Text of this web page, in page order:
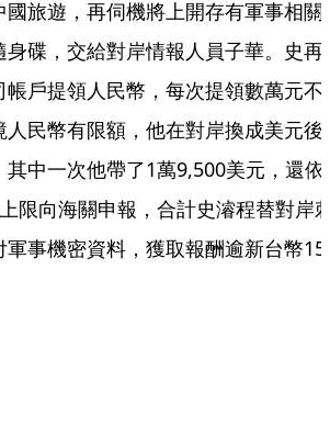
國旅遊，再伺機將上開存有軍事相關
身碟，交給對岸情報人員子華。史再
帳戶提領人民幣，每次提領數萬元不
人民幣有限額，他在對岸換成美元後
中一次他帶了1萬9,500美元，還依
限向海關申報，合計史濬程替對岸
軍事機密資料，獲取報酬逾新台幣